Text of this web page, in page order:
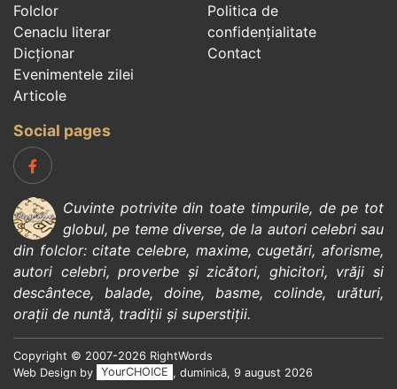
Folclor
Cenaclu literar
Dicționar
Evenimentele zilei
Articole
Politica de
confidenţialitate
Contact
Social pages
Cuvinte potrivite din toate timpurile, de pe tot
globul, pe teme diverse, de la autori celebrisau
din folclor:citate celebre, maxime,cugetări,aforisme,
autori celebri,proverbe și zicători, ghicitori, vrăji si
descântece, balade, doine, basme, colinde, urături,
orații de nuntă, tradiții și superstiții.
Copyright © 2007-2026 RightWords
Web Design by
YourCHOICE , duminică, 9 august 2026